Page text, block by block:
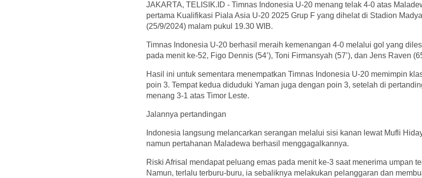
JAKARTA, TELISIK.ID - Timnas Indonesia U-20 menang telak 4-0 atas
pertama Kualifikasi Piala Asia U-20 2025 Grup F yang dihelat di Stadion
(25/9/2024) malam pukul 19.30 WIB.
Timnas Indonesia U-20 berhasil meraih kemenangan 4-0 melalui gol yang
pada menit ke-52, Figo Dennis (54’), Toni Firmansyah (57’), dan Jens Raven
Hasil ini untuk sementara menempatkan Timnas Indonesia U-20 memimpin
poin 3. Tempat kedua diduduki Yaman juga dengan poin 3, setelah di
menang 3-1 atas Timor Leste.
Jalannya pertandingan
Indonesia langsung melancarkan serangan melalui sisi kanan lewat Mufli
namun pertahanan Maladewa berhasil menggagalkannya.
Riski Afrisal mendapat peluang emas pada menit ke-3 saat menerima umpan
Namun, terlalu terburu-buru, ia sebaliknya melakukan pelanggaran dan